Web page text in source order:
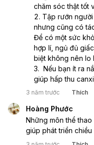
chăm sóc thật tốt
Tập rướn
nhưng cũng có
Để có một sức
hợp lí, ngủ đủ
biệt không nên lo
Nếu bạn ít ra
giúp hấp thu
3 năm trước Thích
Hoàng Phước
Những môn thể
giúp phát triển chiều